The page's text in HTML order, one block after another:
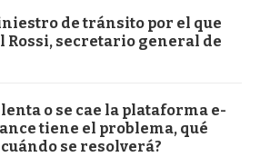
de tránsito por el que
Rossi, secretario general de
lenta o se cae la plataforma e-
tiene el problema, qué
se resolverá?